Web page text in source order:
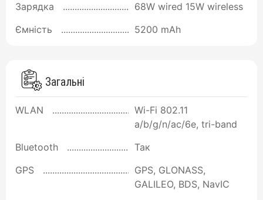
Зарядка
68W wired 15W wireless
Ємність
5200 mAh
Загальні
WLAN
Wi-Fi 802.11
a/b/g/n/ac/6e, tri-band
Bluetooth
Так
GPS
GPS, GLONASS,
GALILEO, BDS, NavIC